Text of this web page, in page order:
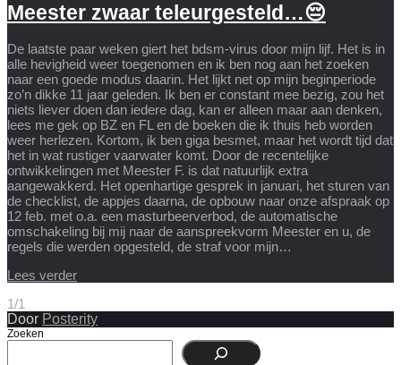
Meester zwaar teleurgesteld…😔
De laatste paar weken giert het bdsm-virus door mijn lijf. Het is in
alle hevigheid weer toegenomen en ik ben nog aan het zoeken
naar een goede modus daarin. Het lijkt net op mijn beginperiode
zo’n dikke 11 jaar geleden. Ik ben er constant mee bezig, zou het
niets liever doen dan iedere dag, kan er alleen maar aan denken,
lees me gek op BZ en FL en de boeken die ik thuis heb worden
weer herlezen. Kortom, ik ben giga besmet, maar het wordt tijd dat
het in wat rustiger vaarwater komt. Door de recentelijke
ontwikkelingen met Meester F. is dat natuurlijk extra
aangewakkerd. Het openhartige gesprek in januari, het sturen van
de checklist, de appjes daarna, de opbouw naar onze afspraak op
12 feb. met o.a. een masturbeerverbod, de automatische
omschakeling bij mij naar de aanspreekvorm Meester en u, de
regels die werden opgesteld, de straf voor mijn…
Lees verder
1/1
Door Posterity
Zoeken